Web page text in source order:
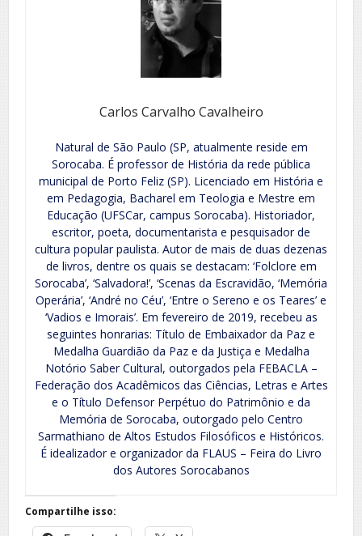
Carlos Carvalho Cavalheiro
Natural de São Paulo (SP, atualmente reside em
Sorocaba. É professor de História da rede pública
municipal de Porto Feliz (SP). Licenciado em História e
em Pedagogia, Bacharel em Teologia e Mestre em
Educação (UFSCar, campus Sorocaba). Historiador,
escritor, poeta, documentarista e pesquisador de
cultura popular paulista. Autor de mais de duas dezenas
de livros, dentre os quais se destacam: ‘Folclore em
Sorocaba’, ‘Salvadora!’, ‘Scenas da Escravidão, ‘Memória
Operária’, ‘André no Céu’, ‘Entre o Sereno e os Teares’ e
‘Vadios e Imorais’. Em fevereiro de 2019, recebeu as
seguintes honrarias: Título de Embaixador da Paz e
Medalha Guardião da Paz e da Justiça e Medalha
Notório Saber Cultural, outorgados pela FEBACLA –
Federação dos Acadêmicos das Ciências, Letras e Artes
e o Título Defensor Perpétuo do Patrimônio e da
Memória de Sorocaba, outorgado pelo Centro
Sarmathiano de Altos Estudos Filosóficos e Históricos.
É idealizador e organizador da FLAUS – Feira do Livro
dos Autores Sorocabanos
Compartilhe isso: